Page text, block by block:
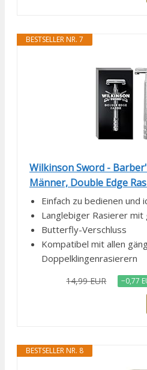
BESTSELLER NR. 7
Wilkinson Sword -
Männer, Double Edge
Einfach zu bedienen und
Langlebiger Rasierer mit
Butterfly-Verschluss
Kompatibel mit allen
Doppelklingenrasierern
14,99 EUR −0,77
BESTSELLER NR. 8